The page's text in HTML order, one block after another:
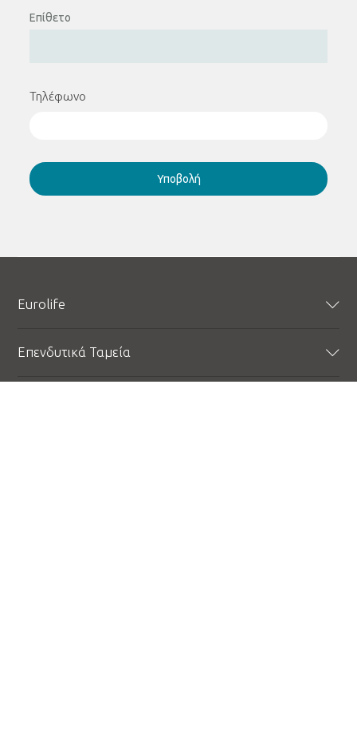
Επίθετο
Τηλέφωνο
Υποβολή
Eurolife
Εταιρική Υπευθυνότητα
Εταιρικά Νέα
Επενδυτικά Ταμεία